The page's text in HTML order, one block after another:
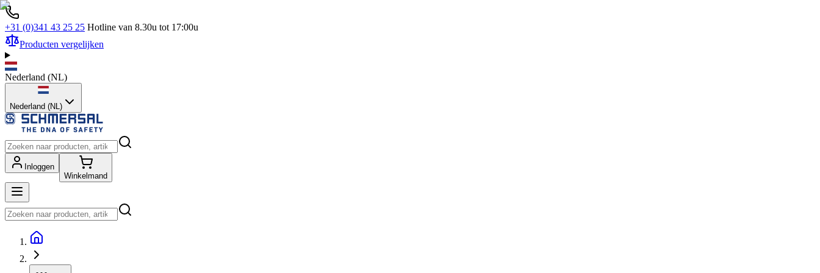
+31 (0)341 43 25 25 Hotline van 8.30u tot 17:00u
Producten vergelijken
Nederland (NL)
Nederland (NL)
Inloggen
Winkelmand